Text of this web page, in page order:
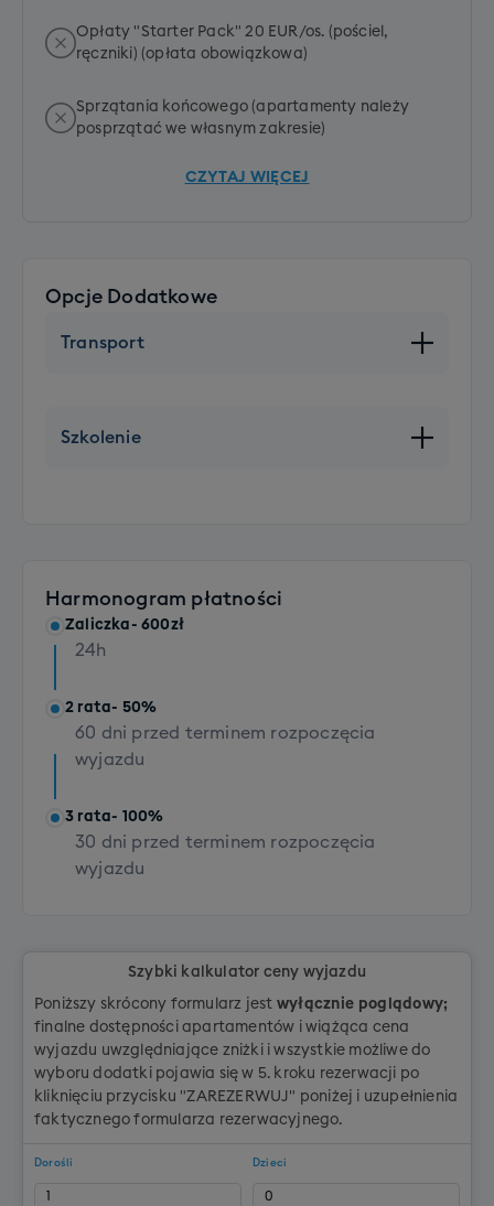
Opłaty "Starter Pack" 20 EUR/os. (pościel,
ręczniki) (opłata obowiązkowa)
Sprzątania końcowego (apartamenty należy
posprzątać we własnym zakresie)
CZYTAJ WIĘCEJ
Opcje Dodatkowe
Transport
+ 100 PLN
Transport 1 sztuki bagażu (dla osób z dojazdem
własnym)
Transport kompletu sprzętu z butami (dla osób z
+ 200 PLN
Szkolenie
Harmonogram płatności
Zaliczka- 600zł
24h
2 rata- 50%
60 dni przed terminem rozpoczęcia
wyjazdu
3 rata- 100%
30 dni przed terminem rozpoczęcia
wyjazdu
Szybki kalkulator ceny wyjazdu
Poniższy skrócony formularz jest wyłącznie poglądowy;
finalne dostępności apartamentów i wiążąca cena
wyjazdu uwzględniające zniżki i wszystkie możliwe do
wyboru dodatki pojawia się w 5. kroku rezerwacji po
kliknięciu przycisku "ZAREZERWUJ" poniżej i uzupełnienia
faktycznego formularza rezerwacyjnego.
Dorośli Dzieci